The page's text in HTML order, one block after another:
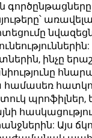
ինչը
Այս